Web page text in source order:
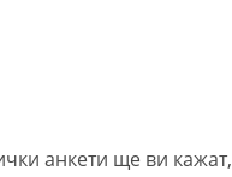
анкети ще ви кажат,